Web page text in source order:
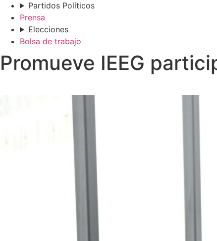
Partidos Políticos
Prensa
Elecciones
Bolsa de trabajo
Promueve IEEG